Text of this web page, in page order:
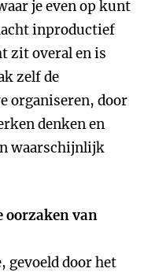
je even op kunt
inproductief
zit overal en is
zelf de
organiseren, door
denken en
waarschijnlijk
oorzaken van
gevoeld door het